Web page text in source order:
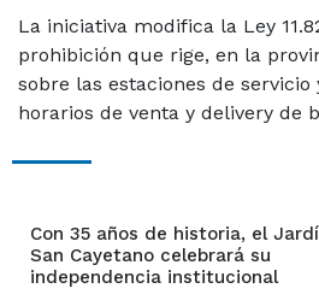
La iniciativa modifica la Ley
prohibición que rige, en la
sobre las estaciones de
horarios de venta y delivery de
Con 35 años de historia, el
San Cayetano celebrará su
independencia institucional